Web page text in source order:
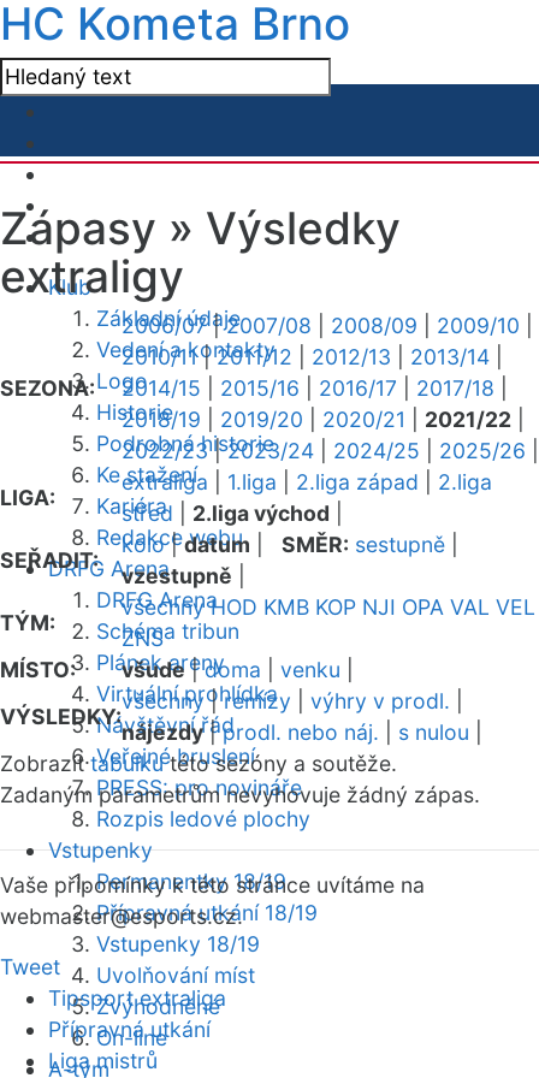
HC Kometa Brno
Klub
Základní údaje
Vedení a kontakty
Logo
Historie
Podrobná historie
Ke stažení
Kariéra
Redakce webu
DRFG Arena
DRFG Arena
Schéma tribun
Plánek areny
Virtuální prohlídka
Návštěvní řád
Veřejné bruslení
PRESS: pro novináře
Rozpis ledové plochy
Vstupenky
Permanentky 18/19
Přípravná utkání 18/19
Vstupenky 18/19
Uvolňování míst
Zvýhodněné
On-line
A-tým
Zápasy » Výsledky
extraligy
SEZONA:
2006/07|2007/08 2008/09 2009/10
2010/11|2011/12 2012/13 2013/14
2014/15
2015/16 2016/17 2017/18
2018/19
2019/20 2020/21 2021/22
2022/23|2023/24 2024/25 2025/26
LIGA:
extraliga 1.liga 2.liga západ
2.liga
střed
2.liga východ
SEŘADIT:
kolo|datum SMĚR: sestupně
vzestupně
TÝM:
všechny HOD KMB KOP NJI OPA VAL VEL
ZNS
MÍSTO:
všude|doma venku
VÝSLEDKY:
všechny|remízy výhry v prodl.
nájezdy|prodl. nebo náj. s nulou
Zobrazittabulkutéto sezóny a soutěže.
Zadaným parametrům nevyhovuje žádný zápas.
Vaše připomínky k této stránce uvítáme na
webmaster@esports.cz.
Tweet
Tipsport extraliga
Přípravná utkání
Liga mistrů